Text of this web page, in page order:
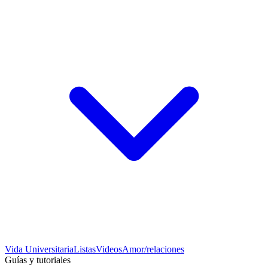
Vida UniversitariaListasVideosAmor/relaciones
Guías y tutoriales